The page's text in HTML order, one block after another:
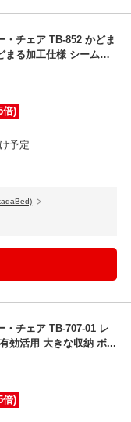
・チェア TB-852 かどま
まる加工仕様 シームラ
倍)
予定
・チェア TB-707-01 レ
効活用 大きな収納 ボ...
倍)